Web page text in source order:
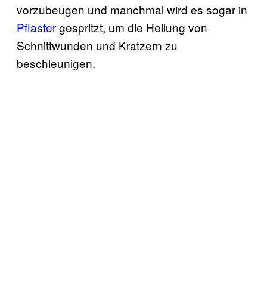
vorzubeugen und manchmal wird es sogar in
Pflastergespritzt, um die Heilung von
Schnittwunden und Kratzern zu
beschleunigen.